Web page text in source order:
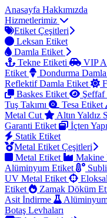
Anasayfa Hakkımızda
Hizmetlerimiz
Etiket Çeşitleri
Leksan Etiket
Damla Etiket
Tekne Etiketi
VIP
Etiket
Dondurma
Reflektif Damla Etiket
Baskes Etiket
Tuş Takımı
Tesa Etiket
Metal Cut
Altın Yaldız
Garanti Etiket
İçten
Statik Etiket
Metal Etiket Çeşitleri
Metal Etiket
Makine
Alüminyum Etiket
UV Metal Etiket
Etiket
Zamak Döküm
Asit İndirme
Botaş Levhaları